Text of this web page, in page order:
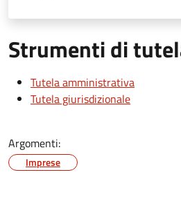
Strumenti di
Tutela amministrativa
Tutela giurisdizionale
Argomenti:
Imprese